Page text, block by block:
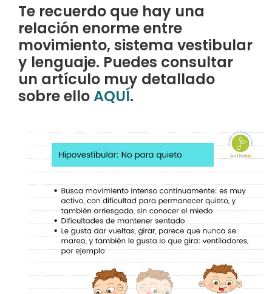
Te recuerdo que hay una
relación enorme entre
movimiento, sistema vestibular
y lenguaje. Puedes consultar
un artículo muy detallado
sobre elloAQUÍ.